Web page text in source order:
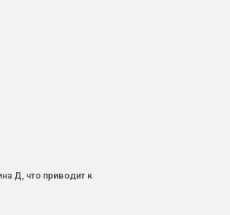
Д, что приводит к